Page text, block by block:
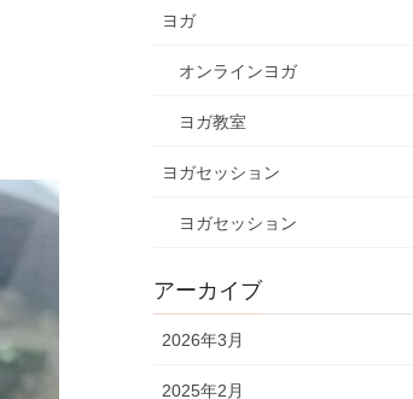
ヨガ
オンラインヨガ
ヨガ教室
ヨガセッション
ヨガセッション
アーカイブ
2026年3月
2025年2月